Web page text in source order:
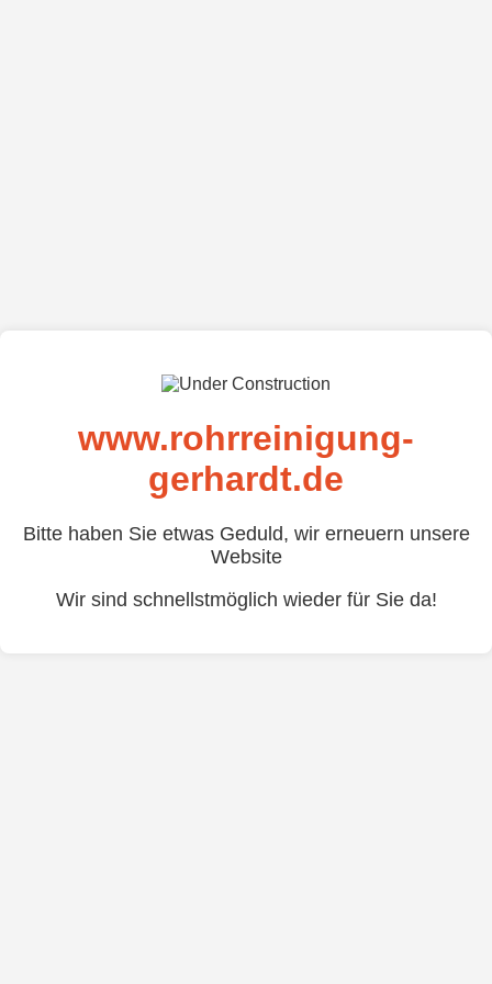
www.rohrreinigung-
gerhardt.de
Bitte haben Sie etwas Geduld, wir erneuern unsere
Website
Wir sind schnellstmöglich wieder für Sie da!